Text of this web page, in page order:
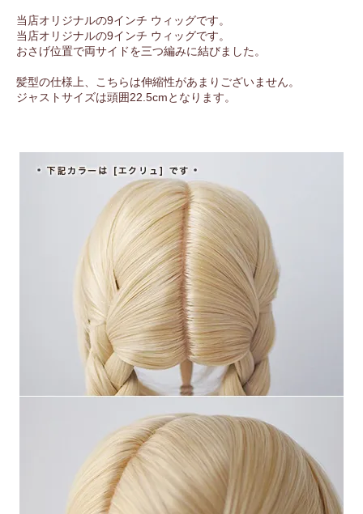
当店オリジナルの9インチ ウィッグです。
当店オリジナルの9インチ ウィッグです。
おさげ位置で両サイドを三つ編みに結びました。
髪型の仕様上、こちらは伸縮性があまりございません。
ジャストサイズは頭囲22.5cmとなります。